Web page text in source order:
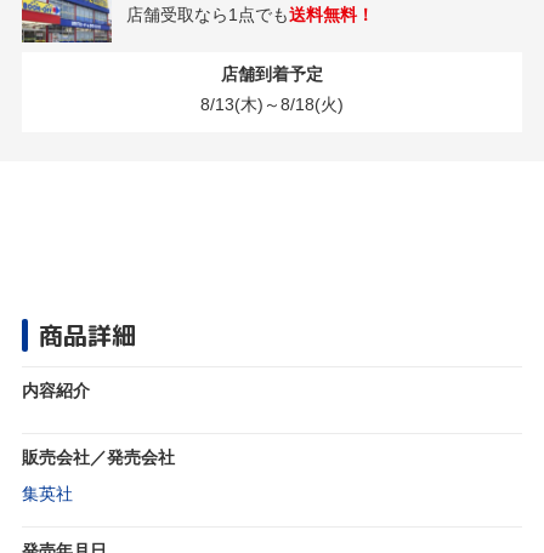
店舗受取なら1点でも送料無料！
店舗到着予定
8/13(木)～8/18(火)
商品詳細
内容紹介
販売会社／発売会社
集英社